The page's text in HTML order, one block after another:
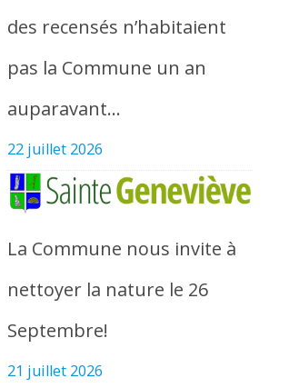
des recensés n’habitaient
pas la Commune un an
auparavant…
22 juillet 2026
La Commune nous invite à
nettoyer la nature le 26
Septembre!
21 juillet 2026